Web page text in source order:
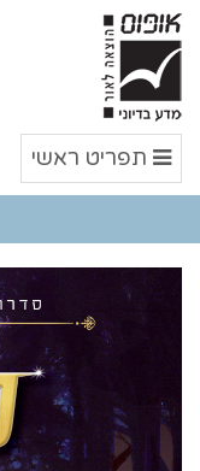
תפריט
ראשי
תפריט ראשי